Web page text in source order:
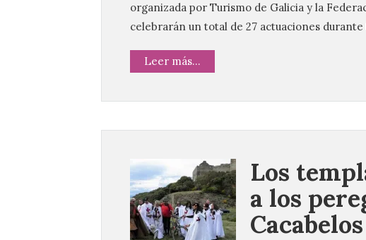
organizada por Turismo de Galicia y la
celebrarán un total de 27 actuaciones
Leer más...
Los
a los
Cacabelos